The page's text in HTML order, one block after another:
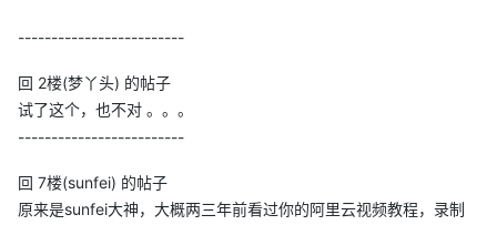
-------------------------
回 2楼(梦丫头) 的帖子
试了这个，也不对 。。。
-------------------------
回 7楼(sunfei) 的帖子
原来是sunfei大神，大概两三年前看过你的阿里云视频教程，录制